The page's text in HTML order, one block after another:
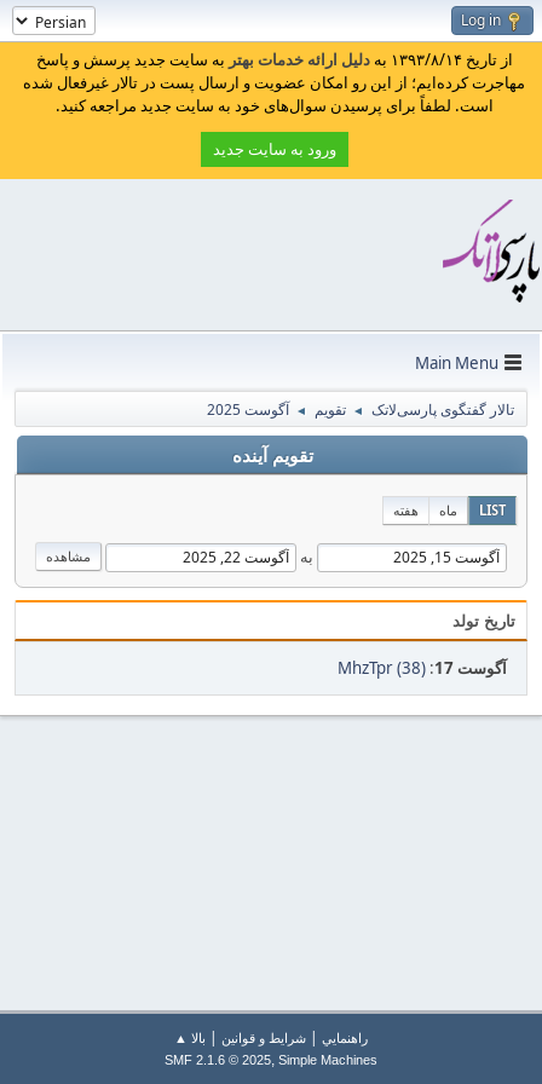
Log in
از تاریخ ۱۳۹۳/۸/۱۴ به دلیل ارائه خدمات بهتر به سایت جدید پرسش و پاسخ
مهاجرت کرده‌ایم؛ از این رو امکان عضویت و ارسال پست در تالار غیرفعال شده
است. لطفاً برای پرسیدن سوال‌های خود به سایت جدید مراجعه کنید.
ورود به سایت جدید
Main Menu
تالار گفتگوی پارسی‌لاتک ◄ تقویم ◄ آگوست 2025
تقویم آینده
LIST ماه هفته
به
تاریخ تولد
آگوست 17 :
MhzTpr (38)
راهنمايي | شرایط و قوانین | بالا ▲
SMF 2.1.6 © 2025, Simple Machines